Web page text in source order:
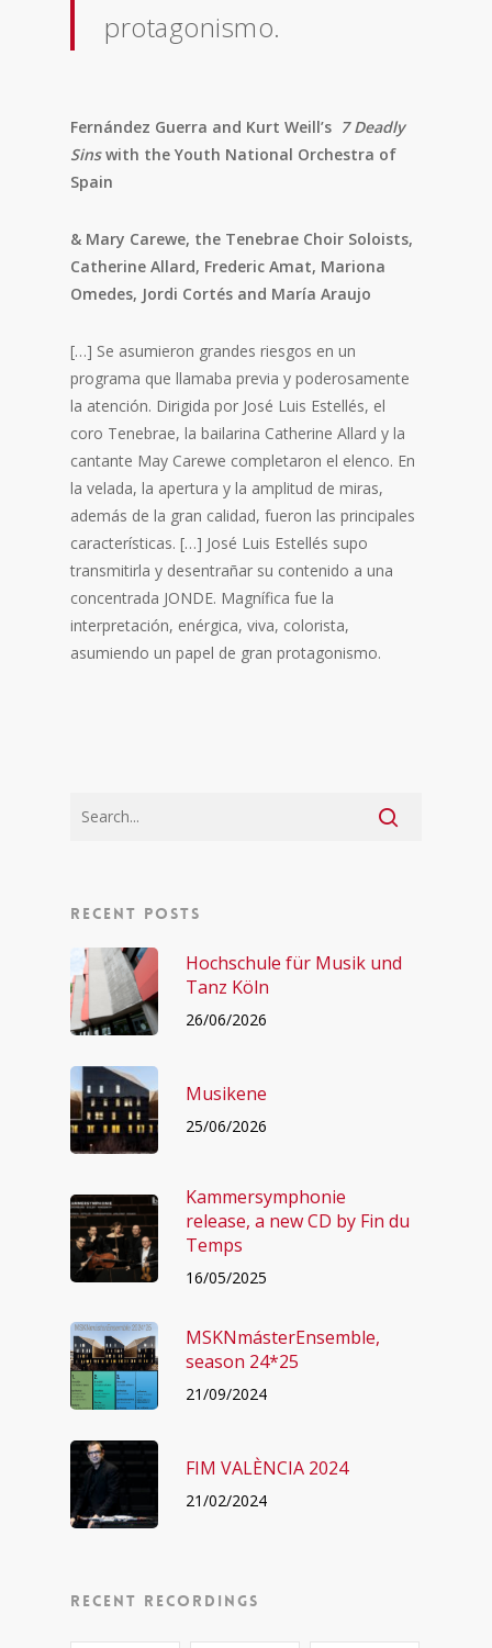
protagonismo.
Fernández Guerra and Kurt Weill’s 7 Deadly
Sinswith the Youth National Orchestra of
Spain
& Mary Carewe, the Tenebrae Choir Soloists,
Catherine Allard, Frederic Amat, Mariona
Omedes, Jordi Cortés and María Araujo
[…] Se asumieron grandes riesgos en un
programa que llamaba previa y poderosamente
la atención. Dirigida por José Luis Estellés, el
coro Tenebrae, la bailarina Catherine Allard y la
cantante May Carewe completaron el elenco. En
la velada, la apertura y la amplitud de miras,
además de la gran calidad, fueron las principales
características. […] José Luis Estellés supo
transmitirla y desentrañar su contenido a una
concentrada JONDE. Magnífica fue la
interpretación, enérgica, viva, colorista,
asumiendo un papel de gran protagonismo.
Recent posts
Hochschule für Musik und
Tanz Köln
26/06/2026
Musikene
25/06/2026
Kammersymphonie
release, a new CD by Fin du
Temps
16/05/2025
MSKNmásterEnsemble,
season 24*25
21/09/2024
FIM VALÈNCIA 2024
21/02/2024
Recent recordings